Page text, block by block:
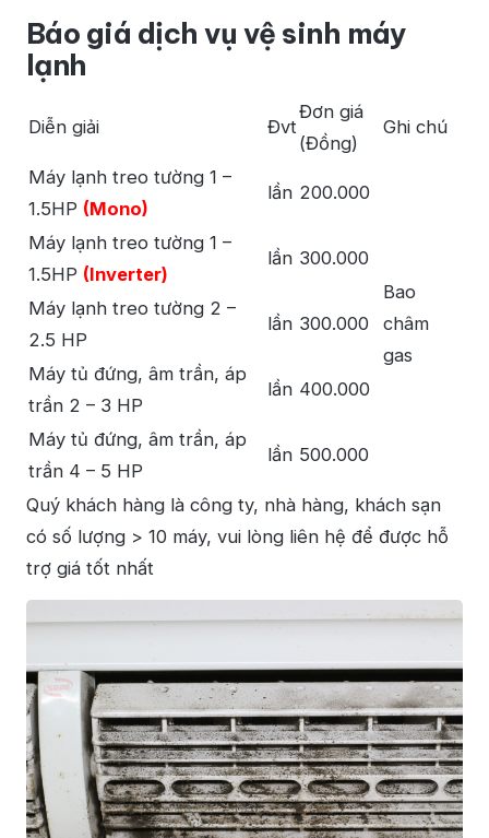
Báo giá dịch vụ vệ sinh máy
lạnh
Diễn giải Đvt
Đơn giá
(Đồng)
Ghi chú
Máy lạnh treo tường 1 –
1.5HP (Mono)
lần 200.000
Bao
châm
gas
Máy lạnh treo tường 1 –
1.5HP (Inverter)
lần 300.000
Máy lạnh treo tường 2 –
2.5 HP
lần 300.000
Máy tủ đứng, âm trần, áp
trần 2 – 3 HP
lần 400.000
Máy tủ đứng, âm trần, áp
trần 4 – 5 HP
lần 500.000
Quý khách hàng là công ty, nhà hàng, khách sạn
có số lượng > 10 máy, vui lòng liên hệ để được hỗ
trợ giá tốt nhất